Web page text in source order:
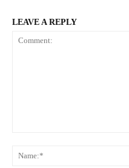
LEAVE A REPLY